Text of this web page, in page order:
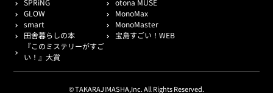
SPRiNG
otona MUSE
GLOW
MonoMax
smart
MonoMaster
田舎暮らしの本
宝島すごい！WEB
『このミステリーがすご
い！』大賞
© TAKARAJIMASHA,Inc. All Rights Reserved.